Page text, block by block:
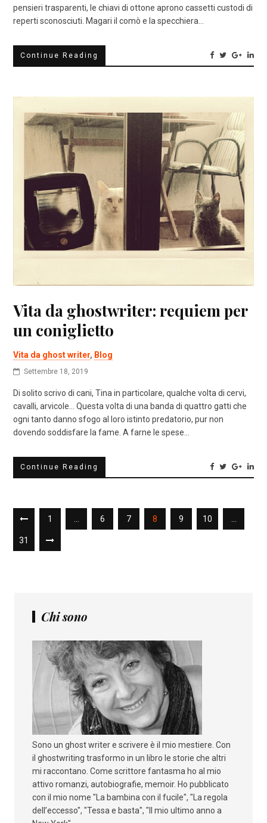
pensieri trasparenti, le chiavi di ottone aprono cassetti custodi di
reperti sconosciuti. Magari il comò e la specchiera…
Continue Reading
Vita da ghostwriter: requiem per
un coniglietto
Vita da ghost writer, Blog
Settembre 18, 2019
Di solito scrivo di cani, Tina in particolare, qualche volta di cervi,
cavalli, arvicole… Questa volta di una banda di quattro gatti che
ogni tanto danno sfogo al loro istinto predatorio, pur non
dovendo soddisfare la fame. A farne le spese…
Continue Reading
1 6 7 8 9 10
31
Chi sono
Sono un ghost writer e scrivere è il mio mestiere. Con
il ghostwriting trasformo in un libro le storie che altri
mi raccontano. Come scrittore fantasma ho al mio
attivo romanzi, autobiografie, memoir. Ho pubblicato
con il mio nome "La bambina con il fucile", "La regola
dell’eccesso", "Tessa e basta", "Il mio ultimo anno a